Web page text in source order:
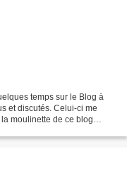
temps sur le Blog à
et discutés. Celui-ci me
moulinette de ce blog